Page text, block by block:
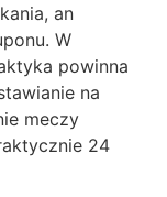
an
W
powinna
na
meczy
24